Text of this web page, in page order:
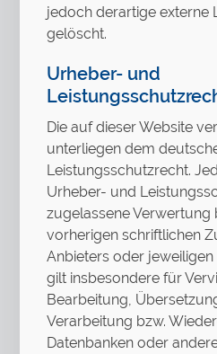
jedoch derartige externe
gelöscht.
Urheber- und
Die auf dieser Website
unterliegen dem
Leistungsschutzrecht.
Urheber- und
zugelassene Verwertung
vorherigen schriftlichen
Anbieters oder jeweiligen
gilt insbesondere für
Bearbeitung,
Verarbeitung bzw.
Datenbanken oder